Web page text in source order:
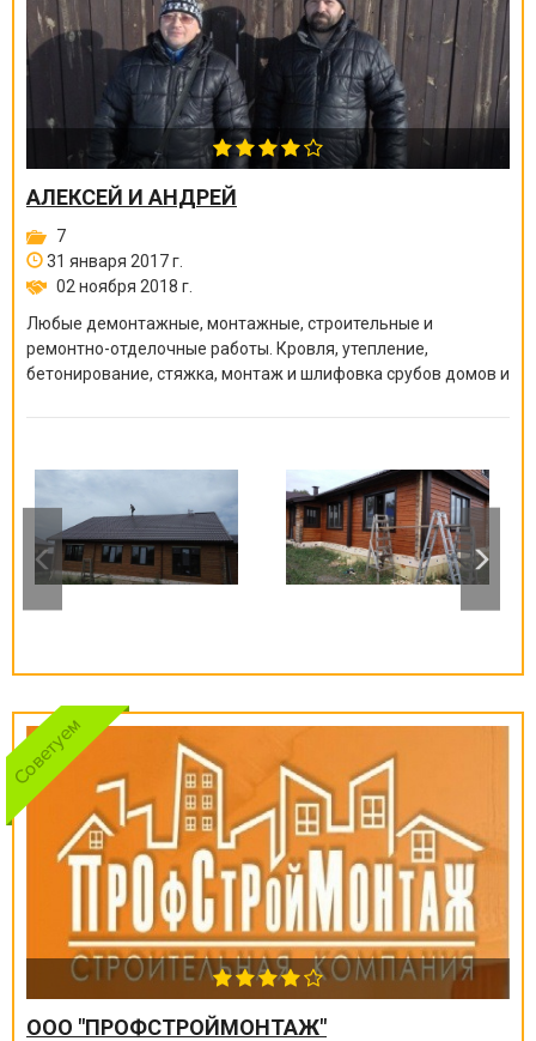
АЛЕКСЕЙ И АНДРЕЙ
7
31 января 2017 г.
02 ноября 2018 г.
Любые демонтажные, монтажные, строительные и
ремонтно-отделочные работы. Кровля, утепление,
бетонирование, стяжка, монтаж и шлифовка срубов домов и
другое.
ООО "ПРОФСТРОЙМОНТАЖ"